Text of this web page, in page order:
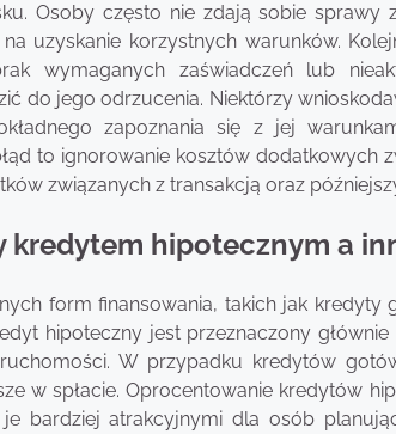
Osoby często nie zdają sobie
uzyskanie korzystnych warunków.
wymaganych zaświadczeń lub
do jego odrzucenia. Niektórzy
zapoznania się z jej
to ignorowanie kosztów
związanych z transakcją oraz
kredytem hipotecznym a
form finansowania, takich jak
hipoteczny jest przeznaczony
W przypadku kredytów
w spłacie. Oprocentowanie kredytów
bardziej atrakcyjnymi dla osób